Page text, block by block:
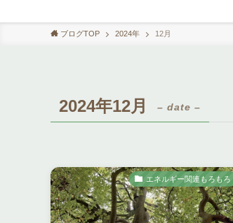
ブログTOP 2024年 12月
2024年12月 – date –
エネルギー関連もろもろ